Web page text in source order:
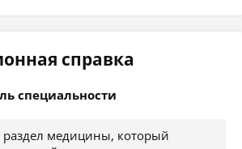
справка
специальности
раздел медицины, который